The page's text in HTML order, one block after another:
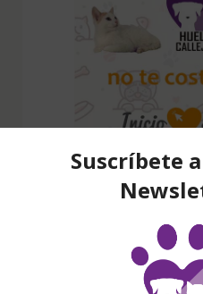
Configura nuestro Inicio
vez que entres a hacer una
Amazon desde ahí, tu compra